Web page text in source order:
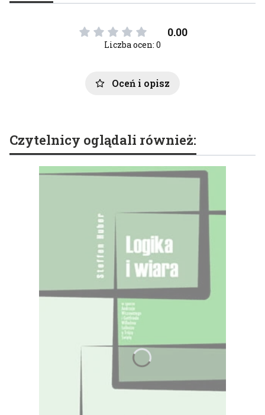
0.00
Liczba ocen: 0
Oceń i opisz
Czytelnicy oglądali również: